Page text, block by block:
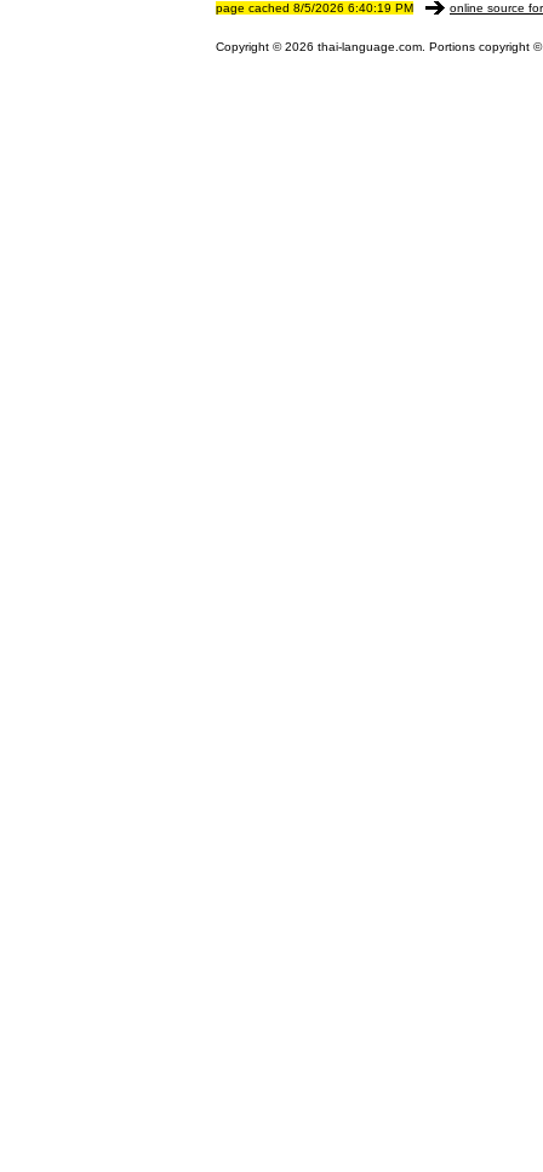
page cached 8/5/2026 6:40:19 PM online source
Copyright © 2026 thai-language.com. Portions copyright